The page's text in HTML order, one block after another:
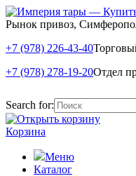
Рынок привоз,
+7 (978) 226-43-40
+7 (978) 278-19-20Отдел
Search for:
Корзина
Меню
Каталог